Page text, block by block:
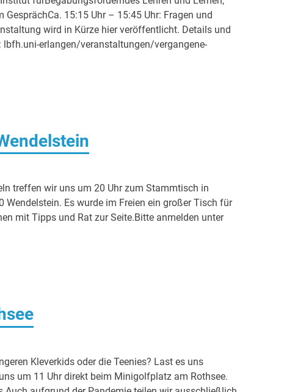
15:15 Uhr – 15:45 Uhr: Fragen und
wird in Kürze hier veröffentlicht. Details und
erlangen/veranstaltungen/vergangene-
treffen wir uns um 20 Uhr zum Stammtisch in
Es wurde im Freien ein großer Tisch für
mit Tipps und Rat zur Seite.Bitte anmelden unter
Kleverkids oder die Teenies? Last es uns
um 11 Uhr direkt beim Minigolfplatz am Rothsee.